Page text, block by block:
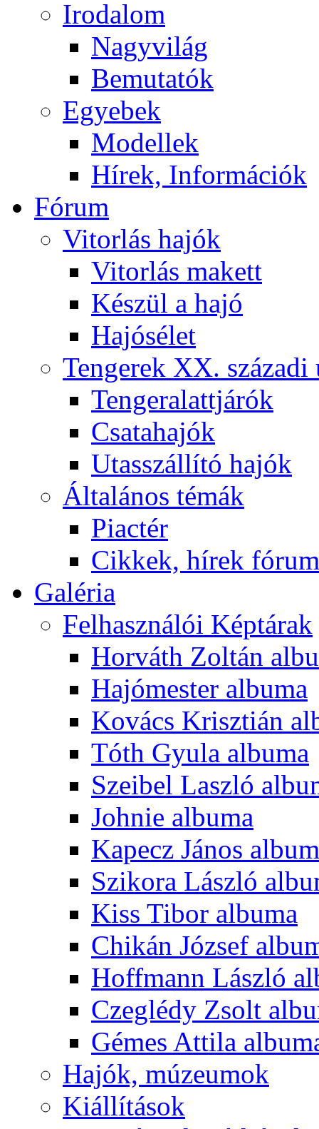
Irodalom
Nagyvilág
Bemutatók
Egyebek
Modellek
Hírek, Információk
Fórum
Vitorlás hajók
Vitorlás makett
Készül a hajó
Hajósélet
Tengerek XX. századi
Tengeralattjárók
Csatahajók
Utasszállító hajók
Általános témák
Piactér
Cikkek, hírek
Galéria
Felhasználói Képtárak
Horváth Zoltán
Hajómester albuma
Kovács Krisztián
Tóth Gyula albuma
Szeibel Laszló
Johnie albuma
Kapecz János
Szikora László
Kiss Tibor albuma
Chikán József
Hoffmann László
Czeglédy Zsolt
Gémes Attila
Hajók, múzeumok
Kiállítások